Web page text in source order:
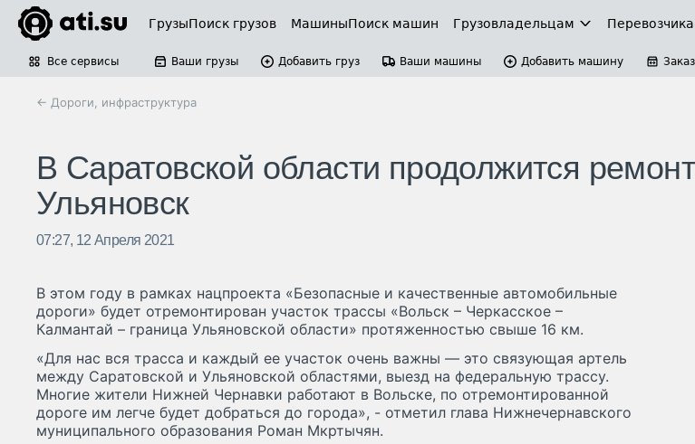
ГрузыПоиск грузов МашиныПоиск машин Грузовладельцам
Все сервисы Ваши грузы Добавить груз Ваши машины Добавить машину
← Дороги, инфраструктура
В Саратовской области продолжится
Ульяновск
07:27, 12 Апреля 2021
В этом году в рамках нацпроекта «Безопасные и качественные автомобильные
дороги» будет отремонтирован участок трассы «Вольск – Черкасское –
Калмантай – граница Ульяновской области» протяженностью свыше 16 км.
«Для нас вся трасса и каждый ее участок очень важны — это связующая артель
между Саратовской и Ульяновской областями, выезд на федеральную трассу.
Многие жители Нижней Чернавки работают в Вольске, по отремонтированной
дороге им легче будет добраться до города», - отметил глава Нижнечернавского
муниципального образования Роман Мкртычян.